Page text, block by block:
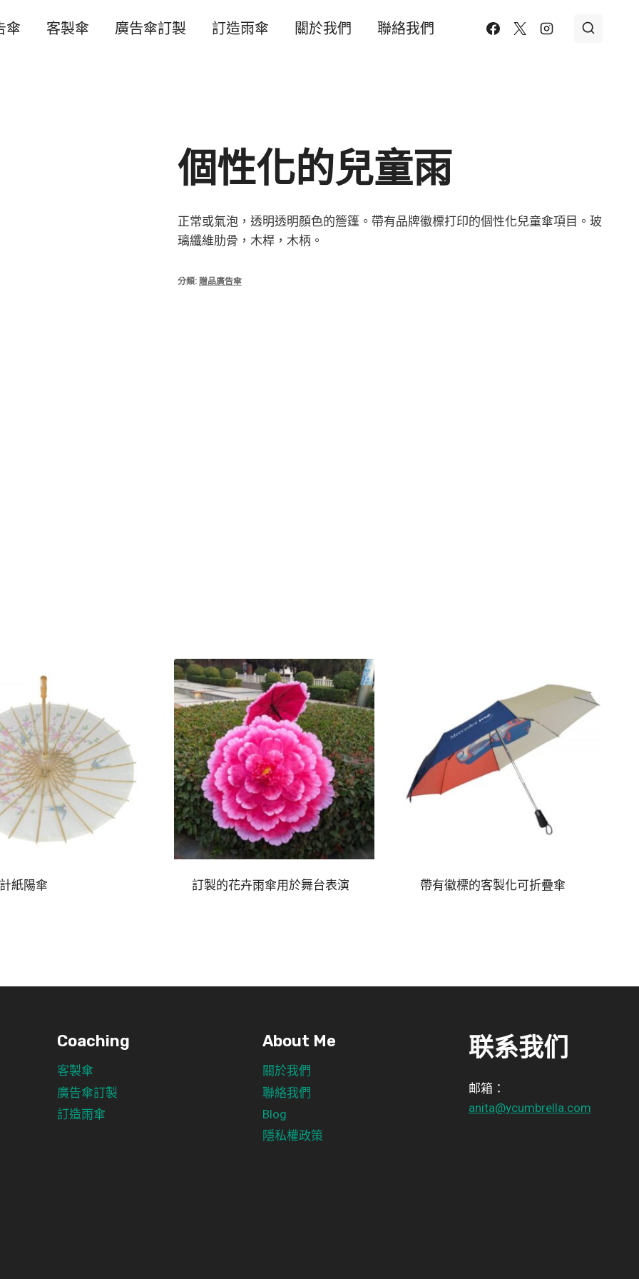
傘 客製傘 廣告傘訂製 訂造雨傘 關於我們 聯絡我們
個性化的兒童雨
正常或氣泡，透明透明顏色的簷篷。帶有品牌徽標打印的個性化兒童傘項目。玻
璃纖維肋骨，木桿，木柄。
分類: 贈品廣告傘
紙陽傘 訂製的花卉雨傘用於舞台表演 帶有徽標的客製化可折疊傘
Coaching
客製傘
廣告傘訂製
訂造雨傘
About Me
關於我們
聯絡我們
Blog
隱私權政策
联系我们
邮箱：
anita@ycumbrella.com